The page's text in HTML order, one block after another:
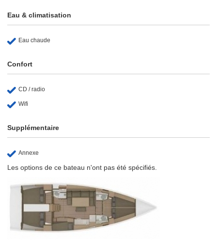
Eau & climatisation
Eau chaude
Confort
CD / radio
Wifi
Supplémentaire
Annexe
Les options de ce bateau n'ont pas été spécifiés.